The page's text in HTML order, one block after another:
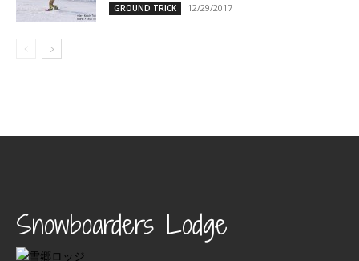
GROUND TRICK 12/29/2017
Snowboarders Lodge